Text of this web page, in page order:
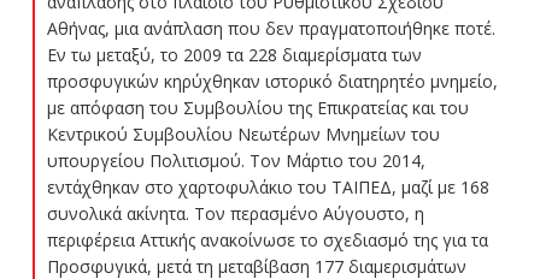
Αθήνας, μια ανάπλαση που δεν πραγματοποιήθηκε ποτέ.
Εν τω μεταξύ, το 2009 τα 228 διαμερίσματα των
προσφυγικών κηρύχθηκαν ιστορικό διατηρητέο μνημείο,
με απόφαση του Συμβουλίου της Επικρατείας και του
Κεντρικού Συμβουλίου Νεωτέρων Μνημείων του
υπουργείου Πολιτισμού. Τον Μάρτιο του 2014,
εντάχθηκαν στο χαρτοφυλάκιο του ΤΑΙΠΕΔ, μαζί με 168
συνολικά ακίνητα. Τον περασμένο Αύγουστο, η
περιφέρεια Αττικής ανακοίνωσε το σχεδιασμό της για τα
Προσφυγικά, μετά τη μεταβίβαση 177 διαμερισμάτων